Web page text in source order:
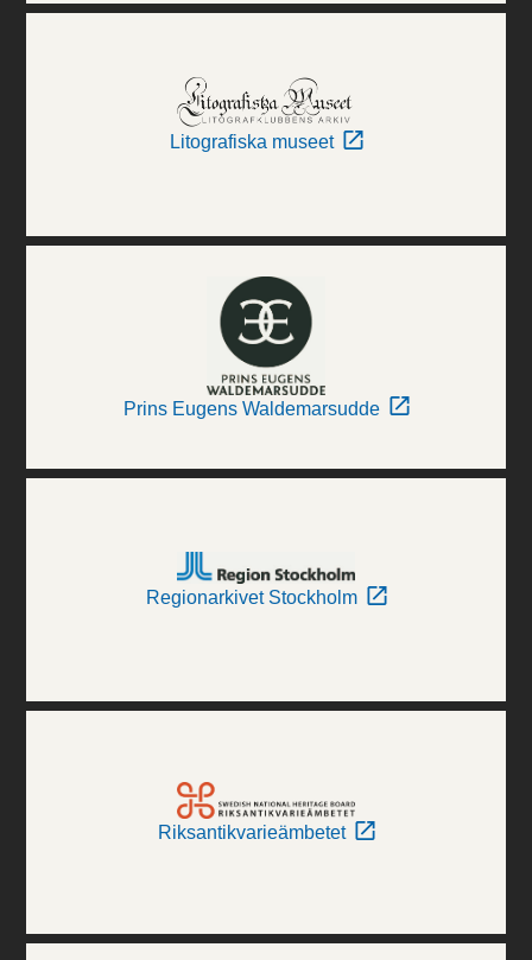
Litografiska museet
Prins Eugens Waldemarsudde
Regionarkivet Stockholm
Riksantikvarieämbetet